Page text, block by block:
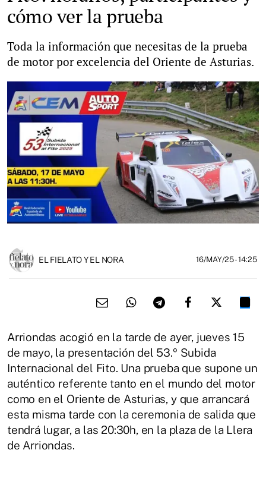
cómo ver la prueba
Toda la información que necesitas de la prueba
de motor por excelencia del Oriente de Asturias.
EL FIELATO Y EL NORA 16/MAY/25- 14:25
Arriondas acogió en la tarde de ayer, jueves 15
de mayo, la presentación del 53.º Subida
Internacional del Fito. Una prueba que supone un
auténtico referente tanto en el mundo del motor
como en el Oriente de Asturias, y que arrancará
esta misma tarde con la ceremonia de salida que
tendrá lugar, a las 20:30h, en la plaza de la Llera
de Arriondas.